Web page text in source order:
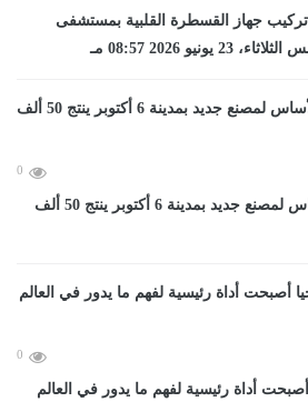
على تركيب جهاز القسطرة القلبية بمستشفى
2026 08:57 مـ
0
كامل الوزير يضع حجر الأساس لمصنع جديد بمدينة 6 أكتوبر ينتج 50 ألف
0
أصبحت أداة رئيسية لفهم ما يدور في العالم